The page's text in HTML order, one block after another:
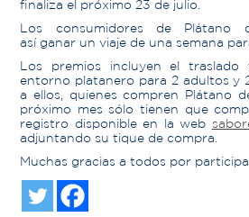
finaliza el próximo 23 de julio.
Los consumidores de Plátano
así ganar un viaje de una semana
Los premios incluyen el
entorno platanero para 2 adultos y
a ellos, quienes compren Plátano
próximo mes sólo tienen que
registro disponible en la web
adjuntando su tique de compra.
Muchas gracias a todos por